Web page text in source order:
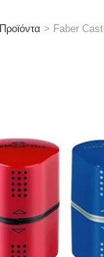
Προϊόντα > Faber